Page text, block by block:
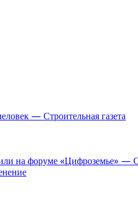
— Строительная газета
на форуме «Цифроземье» —